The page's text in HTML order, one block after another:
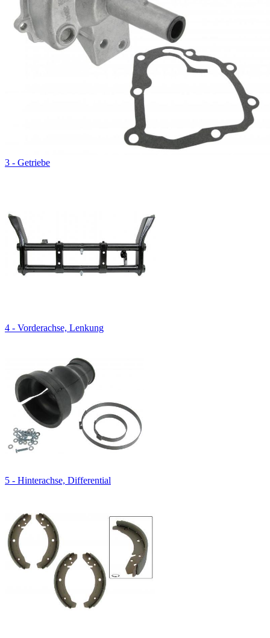
3 - Getriebe
4 - Vorderachse, Lenkung
5 - Hinterachse, Differential